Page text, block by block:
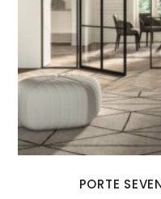
PORTE